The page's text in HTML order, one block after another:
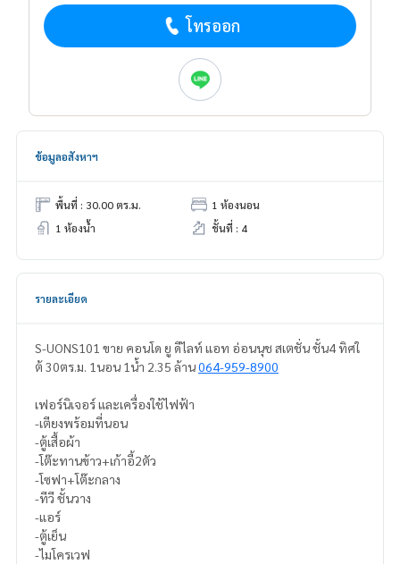
โทรออก
ข้อมูลอสังหาฯ
พื้นที่ : 30.00 ตร.ม.
1 ห้องนอน
1 ห้องน้ำ
ชั้นที่ : 4
รายละเอียด
S-UONS101 ขาย คอนโด ยู ดีไลท์ แอท อ่อนนุช สเตชั่น ชั้น4 ทิศใ
ต้ 30ตร.ม. 1นอน 1น้ำ 2.35 ล้าน064-959-8900
เฟอร์นิเจอร์ และเครื่องใช้ไฟฟ้า
-เตียงพร้อมที่นอน
-ตู้เสื้อผ้า
-โต๊ะทานข้าว+เก้าอี้2ตัว
-โซฟา+โต๊ะกลาง
-ทีวี ชั้นวาง
-แอร์
-ตู้เย็น
-ไมโครเวฟ